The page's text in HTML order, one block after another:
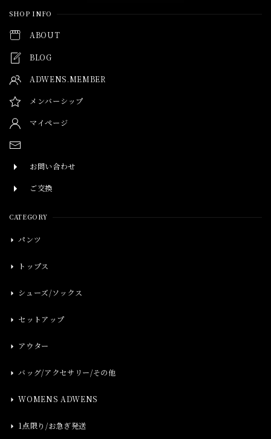
SHOP INFO
ABOUT
BLOG
ADWENS.MEMBER
メンバーシップ
マイページ
お問い合わせ
ご交換
CATEGORY
パンツ
トップス
シューズ/ソックス
セットアップ
アウター
バッグ/アクセサリー/その他
WOMENS ADWENS
1点限り/お急ぎ発送